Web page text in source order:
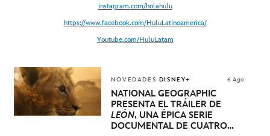
instagram.com/holahulu
https://www.facebook.com/HuluLatinoamerica/
Youtube.com/HuluLatam
NOVEDADES DISNEY+ 6 Ago.
NATIONAL GEOGRAPHIC
PRESENTA EL TRÁILER DE
LEÓN, UNA ÉPICA SERIE
DOCUMENTAL DE CUATRO